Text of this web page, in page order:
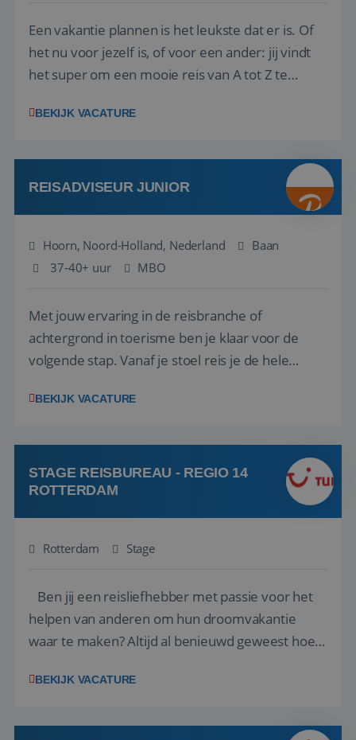
Een vakantie plannen is het leukste dat er is. Of
het nu voor jezelf is, of voor een ander: jij vindt
het super om een mooie reis van A tot Z te
vakantiegangers de meest prachtige plekjes op
werken: of het nu gaat om vragen ...
BEKIJK VACATURE
REISADVISEUR JUNIOR
Hoorn, Noord-Holland, Nederland
Baan
37-40+ uur
MBO
Met jouw ervaring in de reisbranche of
achtergrond in toerisme ben je klaar voor de
volgende stap. Vanaf je stoel reis je de hele
wensen van je team, je klant en wat er in de
klanten te overtuigen om die droomreis te
boeken! ...
BEKIJK VACATURE
STAGE REISBUREAU - REGIO 14
ROTTERDAM
Rotterdam Stage
Ben jij een reisliefhebber met passie voor het
helpen van anderen om hun droomvakantie
waar te maken? Altijd al benieuwd geweest hoe
van de grootste reisorganisaties? Dan is een
op zoek naar een enthousiaste, leergie...
BEKIJK VACATURE